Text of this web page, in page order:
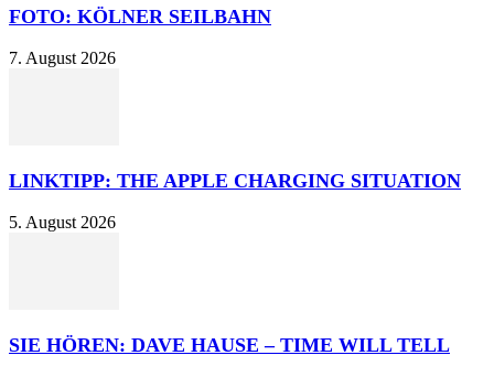
FOTO: KÖLNER SEILBAHN
7. August 2026
LINKTIPP: THE APPLE CHARGING SITUATION
5. August 2026
SIE HÖREN: DAVE HAUSE – TIME WILL TELL